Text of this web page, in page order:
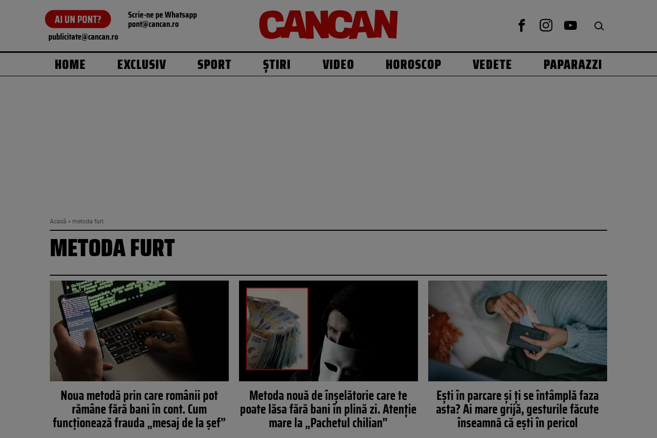
AI UN PONT? Scrie-ne pe Whatsapp
pont@cancan.ro
publicitate@cancan.ro
HOME EXCLUSIV SPORT ȘTIRI VIDEO HOROSCOP VEDETE PAPARAZZI
Acasă » metoda furt
METODA FURT
Noua metodă prin care românii pot
rămâne fără bani în cont. Cum
funcționează frauda „mesaj de la șef”
Metoda nouă de înșelătorie care te
poate lăsa fără bani în plină zi. Atenție
mare la „Pachetul chilian”
Ești în parcare și ți se întâmplă faza
asta? Ai mare grijă, gesturile făcute
înseamnă că ești în pericol